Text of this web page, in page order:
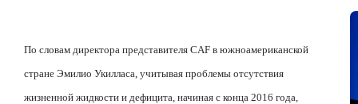
По словам директора представителя CAF в южноамериканской
стране Эмилио Укилласа, учитывая проблемы отсутствия
жизненной жидкости и дефицита, начиная с конца 2016 года,